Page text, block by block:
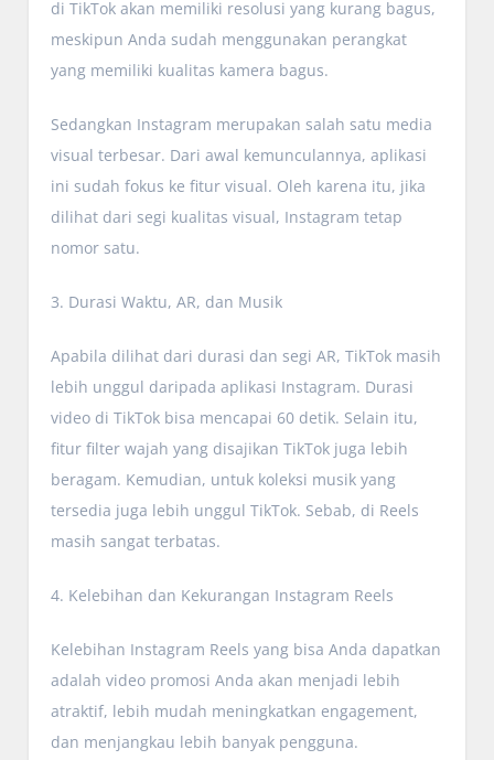
di TikTok akan memiliki resolusi yang kurang bagus,
meskipun Anda sudah menggunakan perangkat
yang memiliki kualitas kamera bagus.
Sedangkan Instagram merupakan salah satu media
visual terbesar. Dari awal kemunculannya, aplikasi
ini sudah fokus ke fitur visual. Oleh karena itu, jika
dilihat dari segi kualitas visual, Instagram tetap
nomor satu.
3. Durasi Waktu, AR, dan Musik
Apabila dilihat dari durasi dan segi AR, TikTok masih
lebih unggul daripada aplikasi Instagram. Durasi
video di TikTok bisa mencapai 60 detik. Selain itu,
fitur filter wajah yang disajikan TikTok juga lebih
beragam. Kemudian, untuk koleksi musik yang
tersedia juga lebih unggul TikTok. Sebab, di Reels
masih sangat terbatas.
4. Kelebihan dan Kekurangan Instagram Reels
Kelebihan Instagram Reels yang bisa Anda dapatkan
adalah video promosi Anda akan menjadi lebih
atraktif, lebih mudah meningkatkan engagement,
dan menjangkau lebih banyak pengguna.